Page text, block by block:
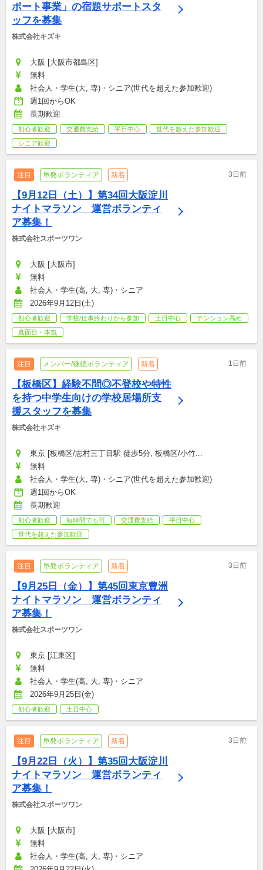
ポート事業」の宿題サポートスタ
ッフを募集
株式会社キズキ
大阪 [大阪市都島区]
無料
社会人・学生(大, 専)・シニア(世代を超えた参加歓迎)
週1回からOK
長期歓迎
初心者歓迎 交通費支給 平日中心
世代を超えた参加歓迎
シニア歓迎
注目 単発ボランティア 新着 3日前
【9月12日（土）】第34回大阪淀川
ナイトマラソン　運営ボランティ
ア募集！
株式会社スポーツワン
大阪 [大阪市]
無料
社会人・学生(高, 大, 専)・シニア
2026年9月12日(土)
初心者歓迎 学校/仕事終わりから参加 土日中心
テンション高め
真面目・本気
注目 メンバー/継続ボランティア 新着 1日前
【板橋区】経験不問◎不登校や特性
を持つ中学生向けの学校居場所支
援スタッフを募集
株式会社キズキ
東京 [板橋区/志村三丁目駅 徒歩5分, 板橋区/小竹...
無料
社会人・学生(大, 専)・シニア(世代を超えた参加歓迎)
週1回からOK
長期歓迎
初心者歓迎 短時間でも可 交通費支給
平日中心
世代を超えた参加歓迎
注目 単発ボランティア 新着 3日前
【9月25日（金）】第45回東京豊洲
ナイトマラソン　運営ボランティ
ア募集！
株式会社スポーツワン
東京 [江東区]
無料
社会人・学生(高, 大, 専)・シニア
2026年9月25日(金)
初心者歓迎 土日中心
注目 単発ボランティア 新着 3日前
【9月22日（火）】第35回大阪淀川
ナイトマラソン　運営ボランティ
ア募集！
株式会社スポーツワン
大阪 [大阪市]
無料
社会人・学生(高, 大, 専)・シニア